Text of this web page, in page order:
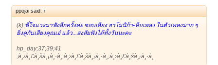
ppojai said: ↑
(k) พี่ใจแวะมาฟังอีกครั้งค่ะ ชอบเสียง ฮาโมนิก้า-หีบเพลง ในตัวเพลงมาก ๆ
ยิ่งคู่กับเสียงคุณเอ๋ แล้ว...สงสัยฟังได้ทั้งวันนะคะ
hp_day;37;39;41
;à¸›à¸£à¸šà¸¡à¸·à¸­;à¸›à¸£à¸šà¸¡à¸·à¸­;à¸›à¸£à¸šà¸¡à¸·à¸­